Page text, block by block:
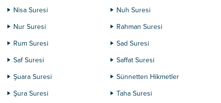
Nisa Suresi
Nuh Suresi
Nur Suresi
Rahman Suresi
Rum Suresi
Sad Suresi
Saf Suresi
Saffat Suresi
Şuara Suresi
Sünnetten Hikmetler
Şura Suresi
Taha Suresi